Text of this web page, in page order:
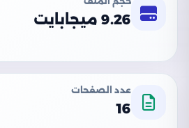
9.26 ميجابايت
عدد الصفحات
16